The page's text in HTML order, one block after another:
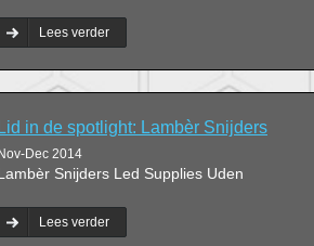
Lees verder
Lid in de spotlight: Lambèr Snijders
Nov-Dec 2014
Snijders Led Supplies Uden
Lees verder